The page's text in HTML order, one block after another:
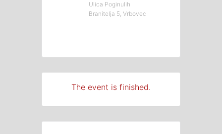
Ulica Poginulih
Branitelja 5, Vrbovec
The event is finished.